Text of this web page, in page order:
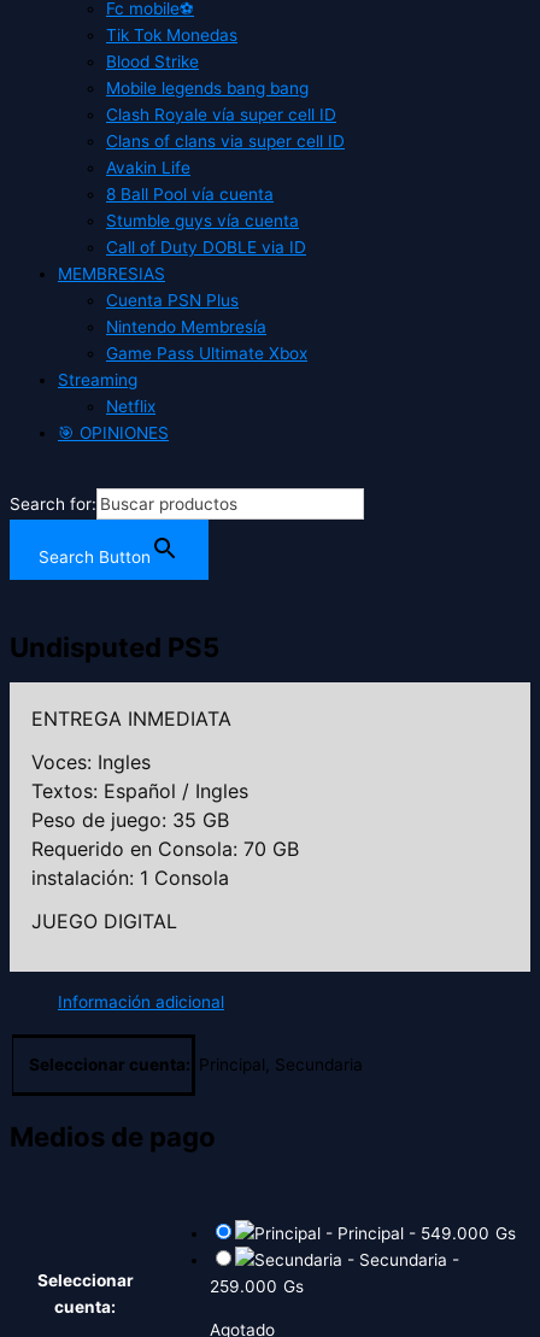
Fc mobile⚽
Tik Tok Monedas
Blood Strike
Mobile legends bang bang
Clash Royale vía super cell ID
Clans of clans via super cell ID
Avakin Life
8 Ball Pool vía cuenta
Stumble guys vía cuenta
Call of Duty DOBLE via ID
MEMBRESIAS
Cuenta PSN Plus
Nintendo Membresía
Game Pass Ultimate Xbox
Streaming
Netflix
🎯 OPINIONES
Search for:
Search Button
Undisputed PS5
ENTREGA INMEDIATA
Voces: Ingles
Textos: Español / Ingles
Peso de juego: 35 GB
Requerido en Consola: 70 GB
instalación: 1 Consola
JUEGO DIGITAL
Información adicional
Seleccionar cuenta: Principal, Secundaria
Medios de pago
Seleccionar
cuenta:
- Principal - 549.000 Gs
- Secundaria -
259.000 Gs
Agotado